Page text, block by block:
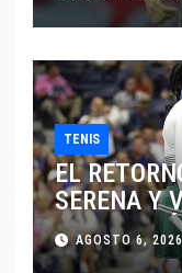
TENIS
EL
SERENA Y
AGOSTO 6,